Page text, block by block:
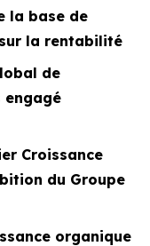
la base de
la rentabilité
de
engagé
Croissance
du Groupe
organique